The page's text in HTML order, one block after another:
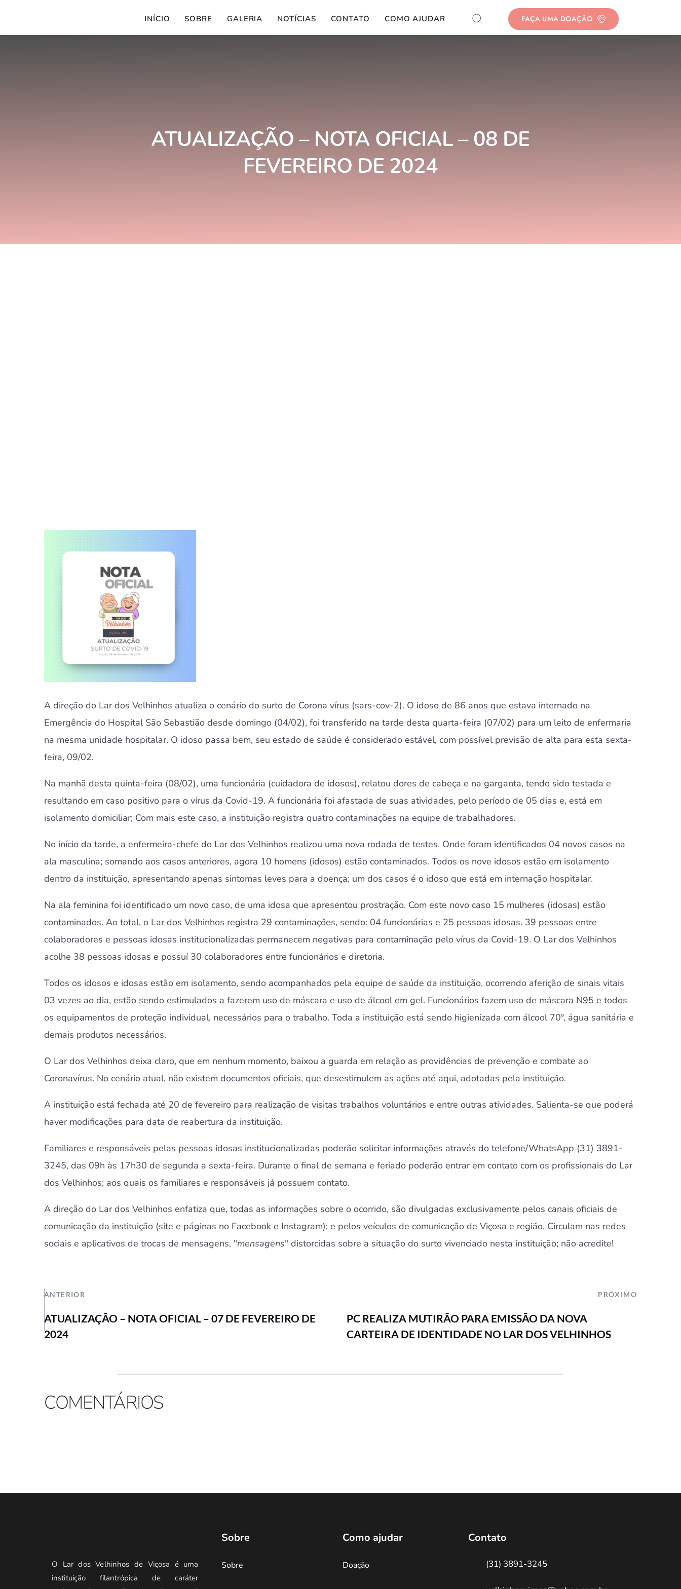
INÍCIO SOBRE GALERIA NOTÍCIAS CONTATO COMO AJUDAR FAÇA UMA DOAÇÃO
ATUALIZAÇÃO – NOTA OFICIAL – 08 DE
FEVEREIRO DE 2024
A direção do Lar dos Velhinhos atualiza o cenário do surto de Corona vírus (sars-cov-2). O idoso de 86 anos que estava internado na
Emergência do Hospital São Sebastião desde domingo (04/02), foi transferido na tarde desta quarta-feira (07/02) para um leito de enfermaria
na mesma unidade hospitalar. O idoso passa bem, seu estado de saúde é considerado estável, com possível previsão de alta para esta sexta-
feira, 09/02.
Na manhã desta quinta-feira (08/02), uma funcionária (cuidadora de idosos), relatou dores de cabeça e na garganta, tendo sido testada e
resultando em caso positivo para o vírus da Covid-19. A funcionária foi afastada de suas atividades, pelo período de 05 dias e, está em
isolamento domiciliar; Com mais este caso, a instituição registra quatro contaminações na equipe de trabalhadores.
No início da tarde, a enfermeira-chefe do Lar dos Velhinhos realizou uma nova rodada de testes. Onde foram identificados 04 novos casos na
ala masculina; somando aos casos anteriores, agora 10 homens (idosos) estão contaminados. Todos os nove idosos estão em isolamento
dentro da instituição, apresentando apenas sintomas leves para a doença; um dos casos é o idoso que está em internação hospitalar.
Na ala feminina foi identificado um novo caso, de uma idosa que apresentou prostração. Com este novo caso 15 mulheres (idosas) estão
contaminados. Ao total, o Lar dos Velhinhos registra 29 contaminações, sendo: 04 funcionárias e 25 pessoas idosas. 39 pessoas entre
colaboradores e pessoas idosas institucionalizadas permanecem negativas para contaminação pelo vírus da Covid-19. O Lar dos Velhinhos
acolhe 38 pessoas idosas e possuí 30 colaboradores entre funcionários e diretoria.
Todos os idosos e idosas estão em isolamento, sendo acompanhados pela equipe de saúde da instituição, ocorrendo aferição de sinais vitais
03 vezes ao dia, estão sendo estimulados a fazerem uso de máscara e uso de álcool em gel. Funcionários fazem uso de máscara N95 e todos
os equipamentos de proteção individual, necessários para o trabalho. Toda a instituição está sendo higienizada com álcool 70º, água sanitária e
demais produtos necessários.
O Lar dos Velhinhos deixa claro, que em nenhum momento, baixou a guarda em relação as providências de prevenção e combate ao
Coronavírus. No cenário atual, não existem documentos oficiais, que desestimulem as ações até aqui, adotadas pela instituição.
A instituição está fechada até 20 de fevereiro para realização de visitas trabalhos voluntários e entre outras atividades. Salienta-se que poderá
haver modificações para data de reabertura da instituição.
Familiares e responsáveis pelas pessoas idosas institucionalizadas poderão solicitar informações através do telefone/WhatsApp (31) 3891-
3245, das 09h às 17h30 de segunda a sexta-feira. Durante o final de semana e feriado poderão entrar em contato com os profissionais do Lar
dos Velhinhos; aos quais os familiares e responsáveis já possuem contato.
A direção do Lar dos Velhinhos enfatiza que, todas as informações sobre o ocorrido, são divulgadas exclusivamente pelos canais oficiais de
comunicação da instituição (site e páginas no Facebook e Instagram); e pelos veículos de comunicação de Viçosa e região. Circulam nas redes
sociais e aplicativos de trocas de mensagens, "mensagens" distorcidas sobre a situação do surto vivenciado nesta instituição; não acredite!
ANTERIOR PRÓXIMO
ATUALIZAÇÃO – NOTA OFICIAL – 07 DE FEVEREIRO DE
2024
PC REALIZA MUTIRÃO PARA EMISSÃO DA NOVA
CARTEIRA DE IDENTIDADE NO LAR DOS VELHINHOS
COMENTÁRIOS
O Lar dos Velhinhos de Viçosa é uma
instituição filantrópica de caráter
Sobre
Sobre
Como ajudar
Doação
Contato
(31) 3891-3245